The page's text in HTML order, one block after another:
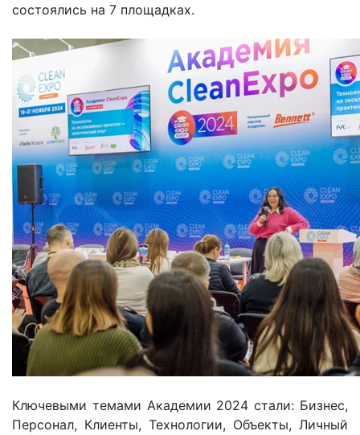
состоялись на 7 площадках.
Ключевыми темами Академии 2024 стали: Бизнес,
Персонал, Клиенты, Технологии, Объекты, Личный